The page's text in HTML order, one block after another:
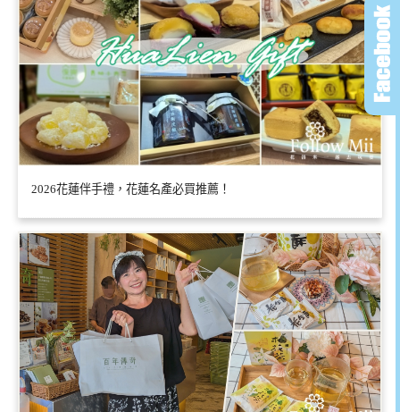
2026花蓮伴手禮，花蓮名產必買推薦！